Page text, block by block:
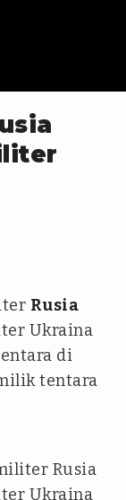
Rusia
Ukraina
di
tentara
Rusia
Ukraina